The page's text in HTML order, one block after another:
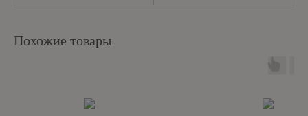
Похожие товары